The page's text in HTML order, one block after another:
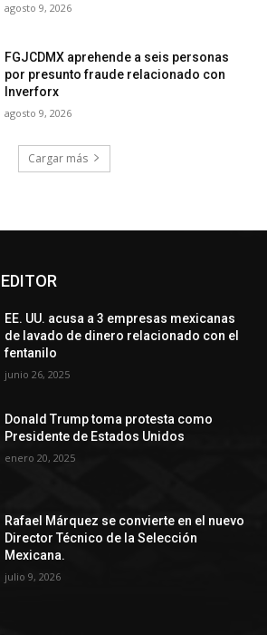
agosto 9, 2026
FGJCDMX aprehende a seis personas
por presunto fraude relacionado con
Inverforx
agosto 9, 2026
Cargar más
EE. UU. acusa a 3 empresas mexicanas
de lavado de dinero relacionado con el
fentanilo
junio 26, 2025
Donald Trump toma protesta como
Presidente de Estados Unidos
enero 20, 2025
Rafael Márquez se convierte en el nuevo
Director Técnico de la Selección
Mexicana.
julio 9, 2026